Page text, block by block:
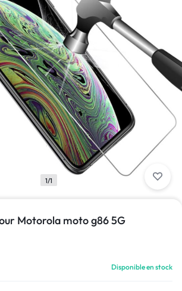
1/1
Motorola moto g86 5G
Disponible en stock